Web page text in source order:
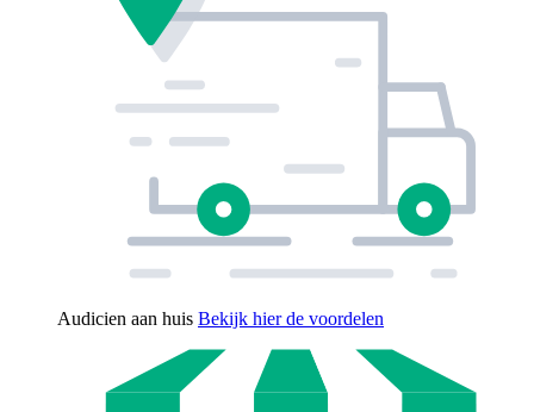
Audicien aan huis Bekijk hier de voordelen